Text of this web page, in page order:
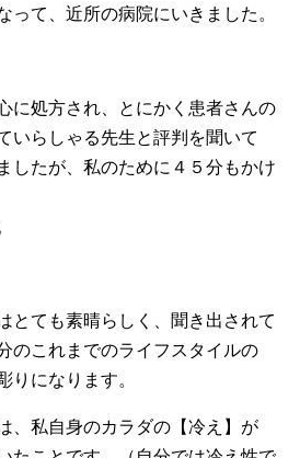
って、近所の病院にいきました。
に処方され、とにかく患者さんの
いらしゃる先生と評判を聞いて
したが、私のために４５分もかけ
とても素晴らしく、聞き出されて
のこれまでのライフスタイルの
りになります。
、私自身のカラダの【冷え】が